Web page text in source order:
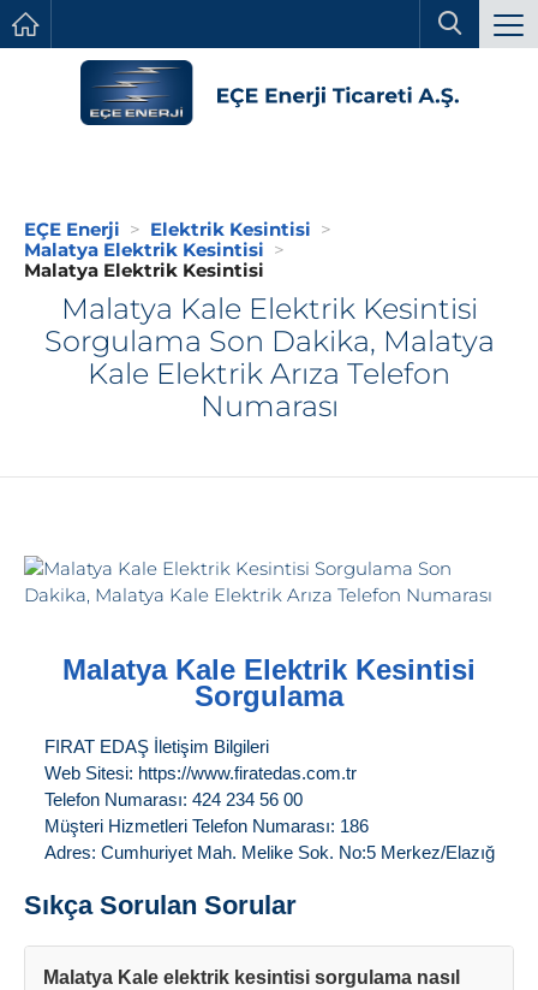
EÇE Enerji
Elektrik Kesintisi
Malatya Elektrik Kesintisi
Malatya Elektrik Kesintisi
Malatya Kale Elektrik Kesintisi
Sorgulama Son Dakika, Malatya
Kale Elektrik Arıza Telefon
Numarası
Malatya Kale Elektrik Kesintisi
Sorgulama
FIRAT EDAŞ İletişim Bilgileri
Web Sitesi: https://www.firatedas.com.tr
Telefon Numarası: 424 234 56 00
Müşteri Hizmetleri Telefon Numarası: 186
Adres: Cumhuriyet Mah. Melike Sok. No:5 Merkez/Elazığ
Sıkça Sorulan Sorular
Malatya Kale elektrik kesintisi sorgulama nasıl